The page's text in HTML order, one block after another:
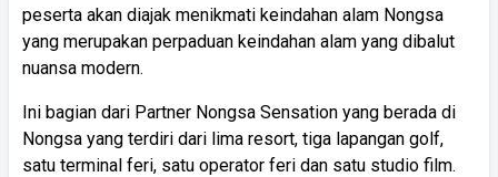
peserta akan diajak menikmati keindahan alam Nongsa
yang merupakan perpaduan keindahan alam yang dibalut
nuansa modern.
Ini bagian dari Partner Nongsa Sensation yang berada di
Nongsa yang terdiri dari lima resort, tiga lapangan golf,
satu terminal feri, satu operator feri dan satu studio film.